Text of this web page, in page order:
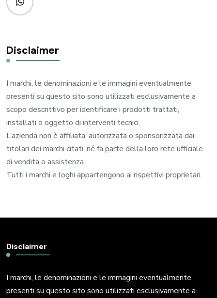
Disclaimer
I marchi, le denominazioni e le immagini eventualmente
presenti su questo sito sono utilizzati esclusivamente a
scopo descrittivo per identificare i prodotti trattati,
installati o oggetto di interventi tecnici.
L’azienda non è affiliata, autorizzata o sponsorizzata dai
titolari dei marchi citati, né fa parte della loro rete ufficiale
di vendita o assistenza.
Tutti i marchi e loghi appartengono ai rispettivi proprietari.
Disclaimer
I marchi, le denominazioni e le immagini eventualmente
presenti su questo sito sono utilizzati esclusivamente a